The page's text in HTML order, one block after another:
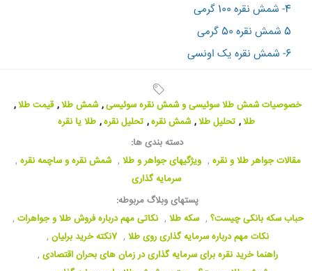
4- شمش نقره 100 گرمی
5 شمش نقره 50 گرمی
6- شمش نقره یک اونسی
خصوصیات شمش طلا سوئیسی و شمش نقره سوئیسی, شمش طلا, قیمت طلا,
طلا, تحلیل طلا, شمش نقره, تحلیل نقره, طلا یا نقره
دسته بندی ها:
مقالات جواهر طلا و نقره , ویژگیهای جواهر و طلا , شمش نقره و ساچمه نقره ,
سرمایه گذاری
پستهای وبلاگ مربوطه:
حباب سکه بانکی چیست؟ , سکه طلا , نکاتی مهم درباره فروش طلا و جواهرات ,
نکات مهم درباره سرمایه گذاری روی طلا , 7نکته خرید برلیان
,
راهنما خرید نقره برای سرمایه گذاری در زمان های بحران اقتصادی ,